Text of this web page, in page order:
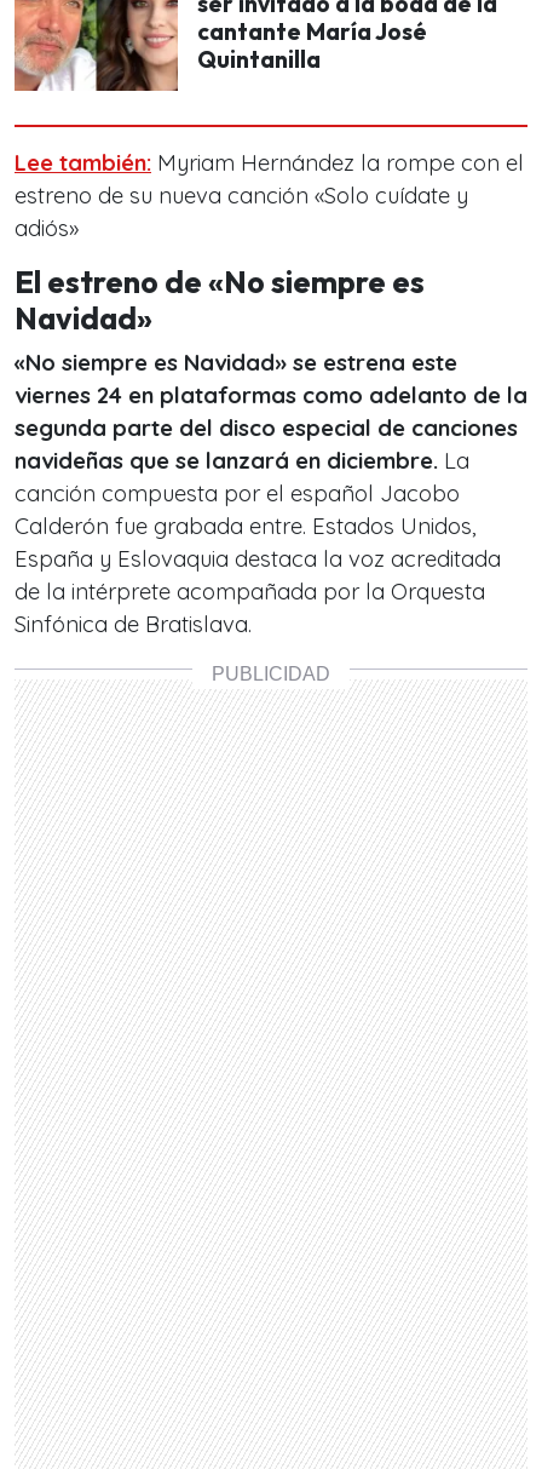
cantante María José
Quintanilla
Lee también: Myriam Hernández la rompe con el
estreno de su nueva canción «Solo cuídate y
adiós»
El estreno de «No siempre es
Navidad»
«No siempre es Navidad» se estrena este
viernes 24 en plataformas como adelanto de la
segunda parte del disco especial de canciones
navideñas que se lanzará en diciembre. La
canción compuesta por el español Jacobo
Calderón fue grabada entre. Estados Unidos,
España y Eslovaquia destaca la voz acreditada
de la intérprete acompañada por la Orquesta
Sinfónica de Bratislava.